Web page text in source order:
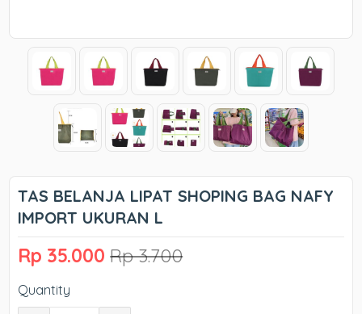
TAS BELANJA LIPAT SHOPING BAG NAFY
IMPORT UKURAN L
Rp 35.000 Rp 3.700
Quantity